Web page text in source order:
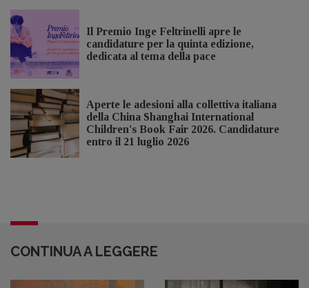
Il Premio Inge Feltrinelli apre le
candidature per la quinta edizione,
dedicata al tema della pace
Aperte le adesioni alla collettiva italiana
della China Shanghai International
Children's Book Fair 2026. Candidature
entro il 21 luglio 2026
CONTINUA A LEGGERE